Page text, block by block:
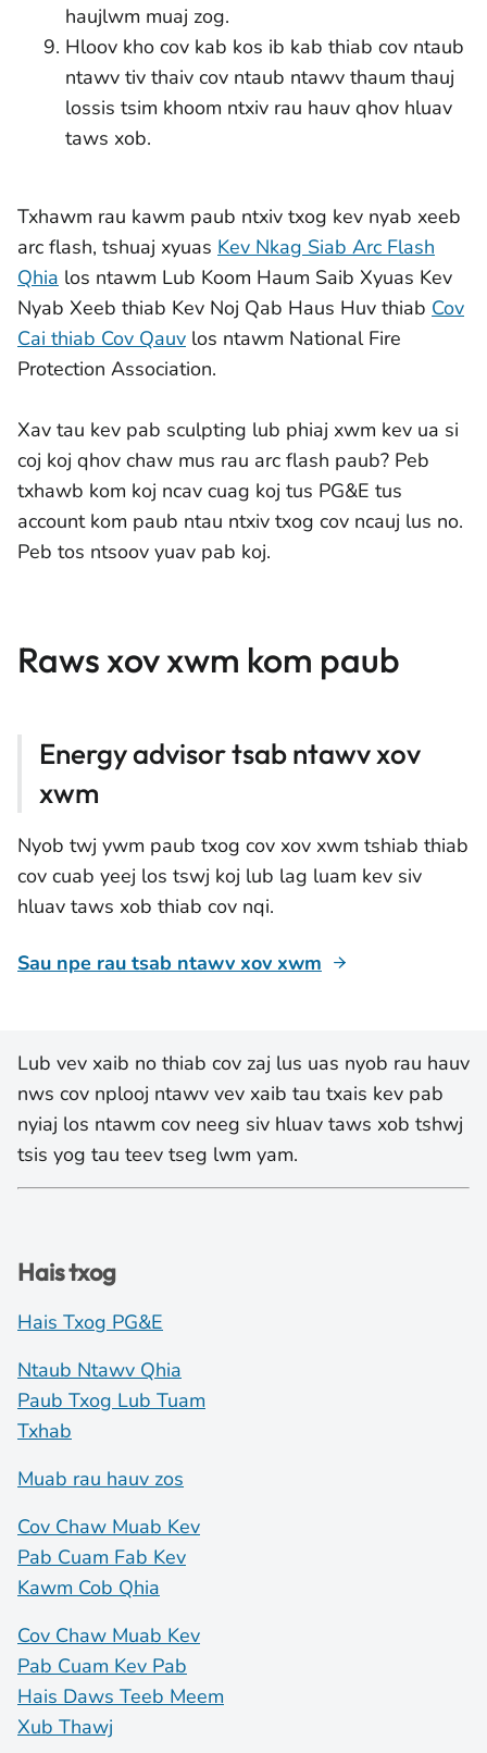
haujlwm muaj zog.
Hloov kho cov kab kos ib kab thiab cov ntaub
ntawv tiv thaiv cov ntaub ntawv thaum thauj
lossis tsim khoom ntxiv rau hauv qhov hluav
taws xob.
Txhawm rau kawm paub ntxiv txog kev nyab xeeb
arc flash, tshuaj xyuas Kev Nkag Siab Arc Flash
Qhia los ntawm Lub Koom Haum Saib Xyuas Kev
Nyab Xeeb thiab Kev Noj Qab Haus Huv thiab Cov
Cai thiab Cov Qauv los ntawm National Fire
Protection Association.
Xav tau kev pab sculpting lub phiaj xwm kev ua si
coj koj qhov chaw mus rau arc flash paub? Peb
txhawb kom koj ncav cuag koj tus PG&E tus
account kom paub ntau ntxiv txog cov ncauj lus no.
Peb tos ntsoov yuav pab koj.
Raws xov xwm kom paub
Energy advisor tsab ntawv xov
xwm
Nyob twj ywm paub txog cov xov xwm tshiab thiab
cov cuab yeej los tswj koj lub lag luam kev siv
hluav taws xob thiab cov nqi.
Sau npe rau tsab ntawv xov xwm
Lub vev xaib no thiab cov zaj lus uas nyob rau hauv
nws cov nplooj ntawv vev xaib tau txais kev pab
nyiaj los ntawm cov neeg siv hluav taws xob tshwj
tsis yog tau teev tseg lwm yam.
Hais txog
Hais Txog PG&E
Ntaub Ntawv Qhia
Paub Txog Lub Tuam
Txhab
Muab rau hauv zos
Cov Chaw Muab Kev
Pab Cuam Fab Kev
Kawm Cob Qhia
Cov Chaw Muab Kev
Pab Cuam Kev Pab
Hais Daws Teeb Meem
Xub Thawj